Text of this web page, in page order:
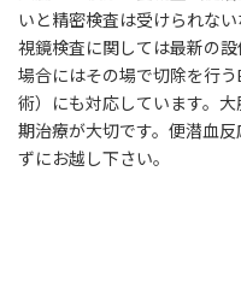
いと精密検査は受けられな
視鏡検査に関しては最新の
場合にはその場で切除を行
術）にも対応しています。
期治療が大切です。便潜血
ずにお越し下さい。